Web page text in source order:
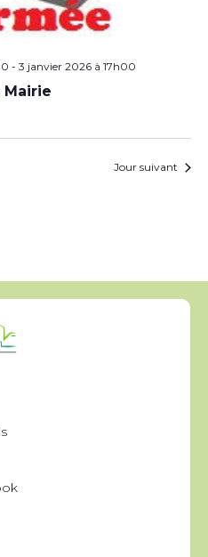
- 3 janvier 2026 à 17h00
Mairie
Jour suivant